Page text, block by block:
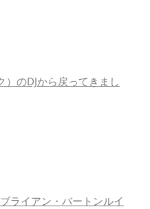
のDJから戻ってきまし
ライアン・バートンルイ